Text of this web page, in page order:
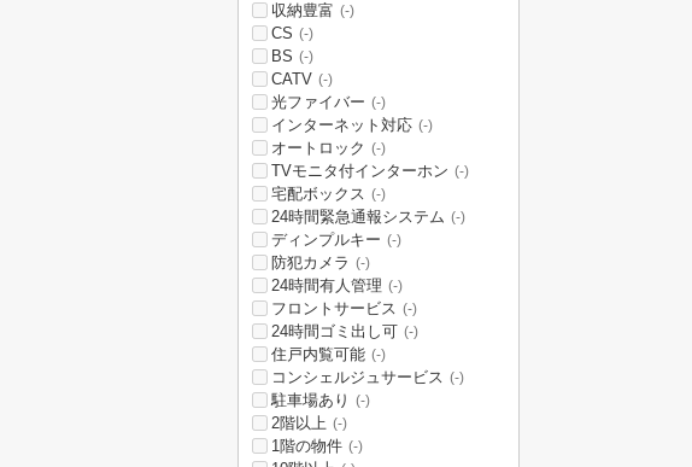
収納豊富 (-)
CS (-)
BS (-)
CATV (-)
光ファイバー (-)
インターネット対応 (-)
オートロック (-)
TVモニタ付インターホン (-)
宅配ボックス (-)
24時間緊急通報システム (-)
ディンプルキー (-)
防犯カメラ (-)
24時間有人管理 (-)
フロントサービス (-)
24時間ゴミ出し可 (-)
住戸内覧可能 (-)
コンシェルジュサービス (-)
駐車場あり (-)
2階以上 (-)
1階の物件 (-)